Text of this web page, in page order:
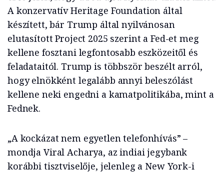
A konzervatív Heritage Foundation által
készített, bár Trump által nyilvánosan
elutasított Project 2025 szerint a Fed-et meg
kellene fosztani legfontosabb eszközeitől és
feladataitól. Trump is többször beszélt arról,
hogy elnökként legalább annyi beleszólást
kellene neki engedni a kamatpolitikába, mint a
Fednek.
„A kockázat nem egyetlen telefonhívás” –
mondja Viral Acharya, az indiai jegybank
korábbi tisztviselője, jelenleg a New York-i